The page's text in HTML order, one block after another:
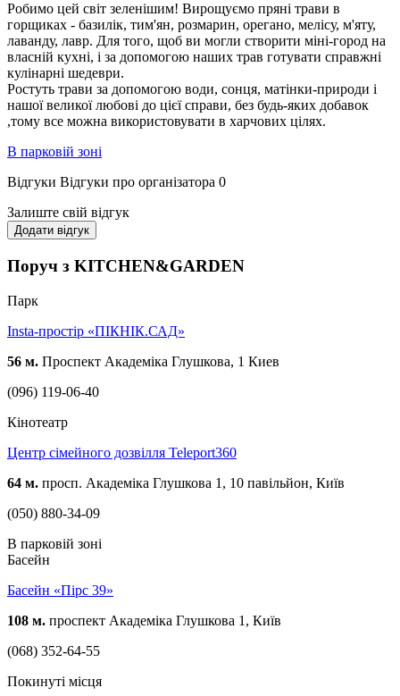
Робимо цей світ зеленішим! Вирощуємо пряні трави в
горщиках - базилік, тим'ян, розмарин, орегано, мелісу, м'яту,
лаванду, лавр. Для того, щоб ви могли створити міні-город на
власній кухні, і за допомогою наших трав готувати справжні
кулінарні шедеври.
Ростуть трави за допомогою води, сонця, матінки-природи і
нашої великої любові до цієї справи, без будь-яких добавок
,тому все можна використовувати в харчових цілях.
В парковій зоні
Відгуки Відгуки про організатора 0
Залиште свій відгук
Додати відгук
Поруч з KITCHEN&GARDEN
Парк
Insta-простір «ПІКНІК.САД»
56 м. Проспект Академіка Глушкова, 1 Киев
(096) 119-06-40
Кінотеатр
Центр сімейного дозвілля Teleport360
64 м. просп. Академіка Глушкова 1, 10 павільйон, Київ
(050) 880-34-09
В парковій зоні
Басейн
Басейн «Пірс 39»
108 м. проспект Академіка Глушкова 1, Київ
(068) 352-64-55
Покинуті місця